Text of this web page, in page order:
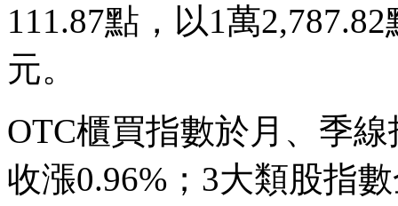
111.87點，以1萬
元。
OTC櫃買指數於月、季
收漲0.96%；3大類股指